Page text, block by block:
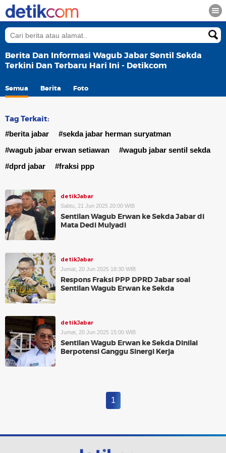
Berita Dan Informasi Wagub Jabar Sentil Sekda
Terkini Dan Terbaru Hari Ini - Detikcom
Semua Berita Foto
Tag Terkait:
#berita jabar
#sekda jabar herman suryatman
#wagub jabar erwan setiawan
#wagub jabar sentil sekda
#dprd jabar
#fraksi ppp
detikJabar
Sabtu, 21 Jun 2025 20:00 WIB
Sentilan Wagub Erwan ke Sekda Jabar di
Mata Dedi Mulyadi
detikJabar
Jumat, 20 Jun 2025 18:30 WIB
Respons Fraksi PPP DPRD Jabar soal
Sentilan Wagub Erwan ke Sekda
detikJabar
Jumat, 20 Jun 2025 15:00 WIB
Sentilan Wagub Erwan ke Sekda Dinilai
Berpotensi Ganggu Sinergi Kerja
1